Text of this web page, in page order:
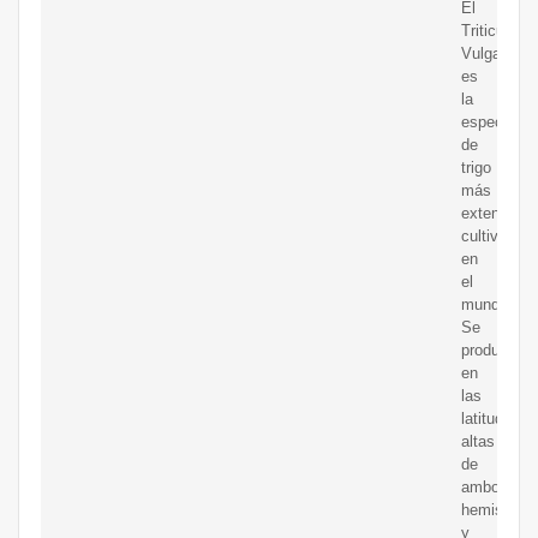
El
Triticum
Vulgare
es
la
especie
de
trigo
más
cultivada
en
el
mundo.
Se
produce
en
las
latitudes
altas
de
ambos
y